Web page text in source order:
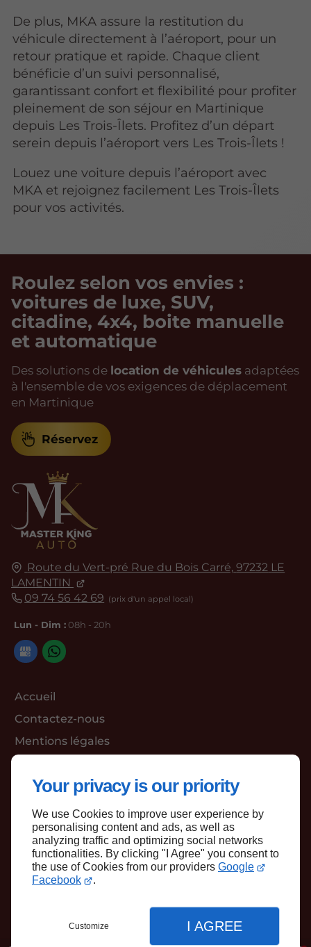
Your privacy is our priority
We use Cookies to improve user experience by
personalising content and ads, as well as
analyzing traffic and optimizing social networks
functionalities. By clicking "I Agree" you consent to
the use of Cookies from our providers Google
Facebook
.
Customize I AGREE
De plus, MKA assure la restitution du
véhicule directement à l’aéroport, pour un
retour pratique et rapide. Chaque client
bénéficie d’un suivi personnalisé,
garantissant confort et flexibilité pour profiter
pleinement de son séjour en Martinique
depuis Les Trois-Îlets. Profitez d’un départ
serein depuis l’aéroport vers Les Trois-Îlets !
Louez une voiture depuis l’aéroport avec
MKA et rejoignez facilement Les Trois-Îlets
pour vos activités.
Route du Vert-pré Rue du Bois Carré, 97232 LE
LAMENTIN
09 74 56 42 69
Lun - Dim : 08h - 20h
Accueil
Contactez-nous
Mentions légales
Roulez selon vos envies :
voitures de luxe, SUV,
citadine, 4x4, boite manuelle
et automatique
Des solutions de location de véhicules adaptées
à l'ensemble de vos exigences de déplacement
en Martinique
Réservez
Haut de page